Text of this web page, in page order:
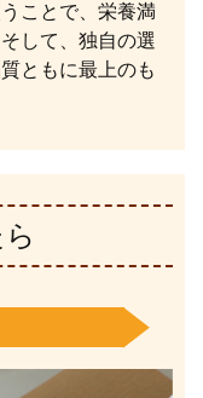
ことで、栄養満
して、独自の選
ともに最上のも